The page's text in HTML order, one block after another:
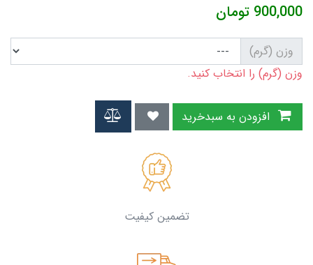
900,000 تومان
وزن (گرم)
وزن (گرم) را انتخاب کنید.
تضمین کیفیت